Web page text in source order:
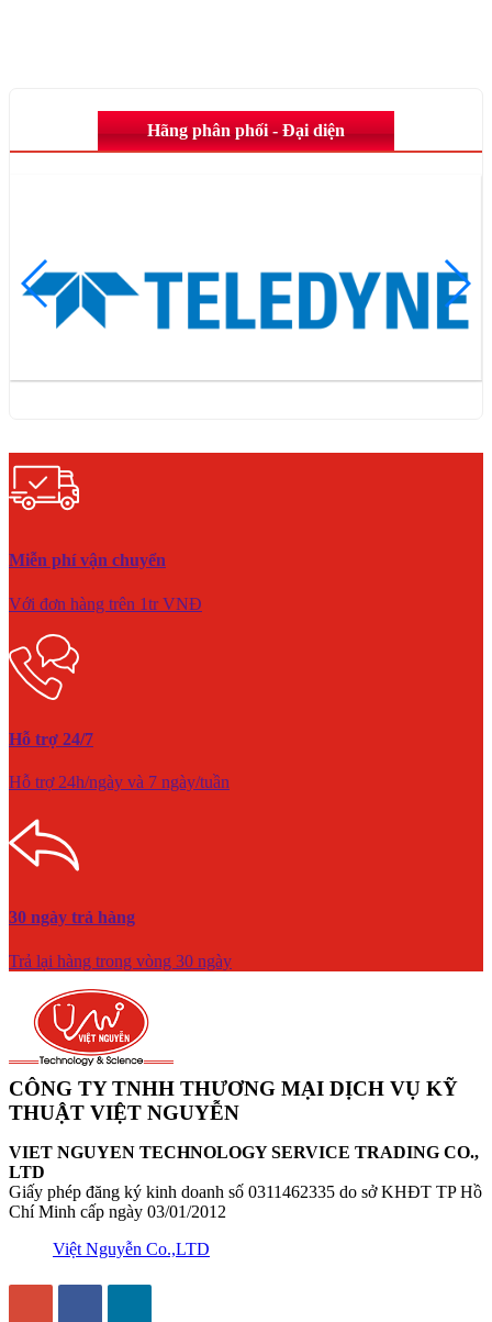
Hãng phân phối - Đại diện
Miễn phí vận chuyển
Với đơn hàng trên 1tr VNĐ
Hỗ trợ 24/7
Hỗ trợ 24h/ngày và 7 ngày/tuần
30 ngày trả hàng
Trả lại hàng trong vòng 30 ngày
CÔNG TY TNHH THƯƠNG MẠI DỊCH VỤ KỸ
THUẬT VIỆT NGUYỄN
VIET NGUYEN TECHNOLOGY SERVICE TRADING CO.,
LTD
Giấy phép đăng ký kinh doanh số 0311462335 do sở KHĐT TP Hồ
Chí Minh cấp ngày 03/01/2012
Việt Nguyễn Co.,LTD